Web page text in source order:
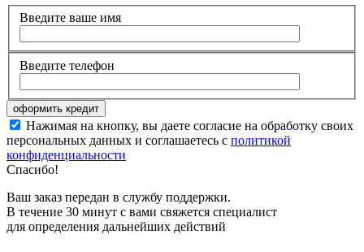
Введите ваше имя
Введите телефон
Нажимая на кнопку, вы даете согласие на обработку своих
персональных данных и соглашаетесь с политикой
конфиденциальности
Спасибо!
Ваш заказ передан в службу поддержки.
В течение 30 минут с вами свяжется специалист
для определения дальнейших действий